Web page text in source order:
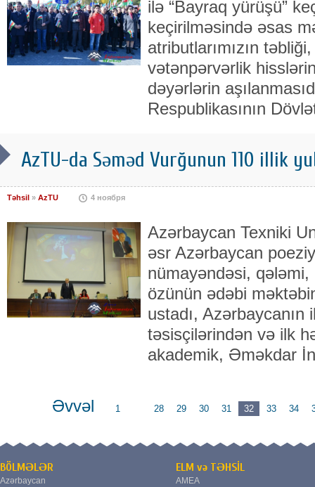
ilə “Bayraq yürüşü”
keçirilməsində əsas
atributlarımızın
vətənpərvərlik
dəyərlərin
Respublikasının
AzTU-da Səməd Vurğunun 110 illik
Təhsil » AzTU 4 ноября
Azərbaycan Texniki
əsr Azərbaycan
nümayəndəsi,
özünün ədəbi
ustadı,
təsisçilərindən və ilk
akademik, Əməkdar
Əvvəl 1 28 29 30 31 32 33 34
BÖLMƏLƏR
Azərbaycan
ELM və TƏHSİL
AMEA